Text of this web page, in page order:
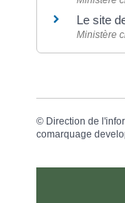
Le site
Ministère
© Direction de
comarquage